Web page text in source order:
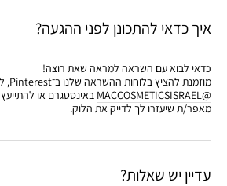
איך כדאי להתכונן לפני ההגעה?
כדאי לבוא עם השראה למראה שאת רוצה!
מוזמנת להציץ בלוחות ההשראה שלנו ב־Pinterest, לעקוב אחרי
@MACCOSMETICSISRAEL
באינסטגרם או להתייעץ
מאפר/ת שיעזרו לך לדייק את הלוק.
עדיין יש שאלות?